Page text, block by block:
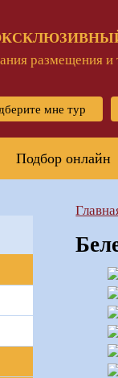
размещения и
мне тур
Подбор онлайн